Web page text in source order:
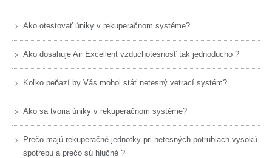
Ako otestovať úniky v rekuperačnom systéme?
Ako dosahuje Air Excellent vzduchotesnosť tak jednoducho ?
Koľko peňazí by Vás mohol stáť netesný vetrací systém?
Ako sa tvoria úniky v rekuperačnom systéme?
Prečo majú rekuperačné jednotky pri netesných potrubiach vysokú
spotrebu a prečo sú hlučné ?